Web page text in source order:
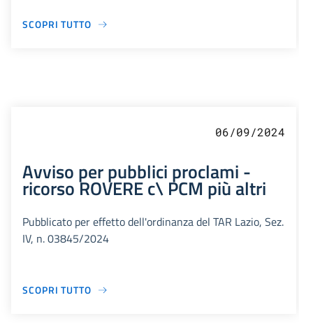
SCOPRI TUTTO
06/09/2024
Avviso per pubblici proclami -
ricorso ROVERE c\ PCM più altri
Pubblicato per effetto dell'ordinanza del TAR Lazio, Sez.
IV, n. 03845/2024
SCOPRI TUTTO